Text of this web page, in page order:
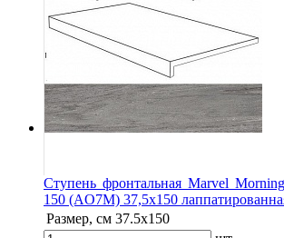
Ступень фронтальная Marvel
150 (AO7M) 37,5x150
Размер, см 37.5x150